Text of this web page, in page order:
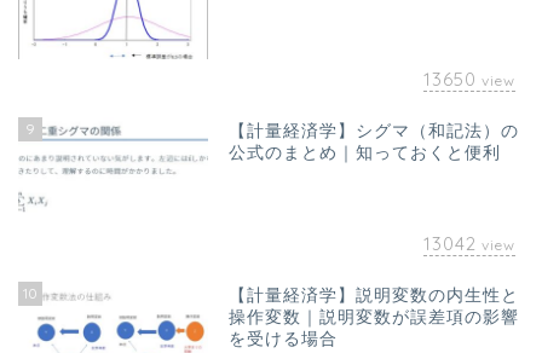
13650 view
9
【計量経済学】シグマ（和記法）の
公式のまとめ｜知っておくと便利
13042 view
10
【計量経済学】説明変数の内生性と
操作変数｜説明変数が誤差項の影響
を受ける場合
ホーム